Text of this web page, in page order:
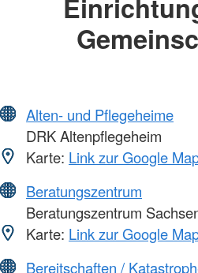
Alten- und Pflegeheime
DRK Altenpflegeheim
Karte: Link zur Google
Beratungszentrum
Beratungszentrum
Karte: Link zur Google
Bereitschaften /